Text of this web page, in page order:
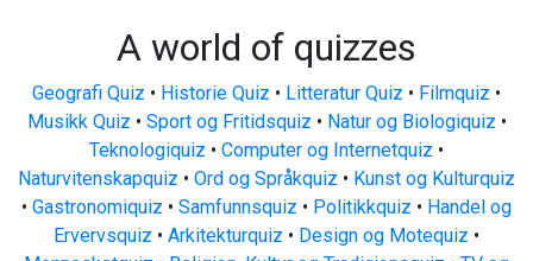
A world of quizzes
Geografi Quiz • Historie Quiz • Litteratur Quiz • Filmquiz •
Musikk Quiz • Sport og Fritidsquiz • Natur og Biologiquiz •
Teknologiquiz • Computer og Internetquiz •
Naturvitenskapquiz • Ord og Språkquiz • Kunst og Kulturquiz
• Gastronomiquiz • Samfunnsquiz • Politikkquiz • Handel og
Ervervsquiz • Arkitekturquiz • Design og Motequiz •